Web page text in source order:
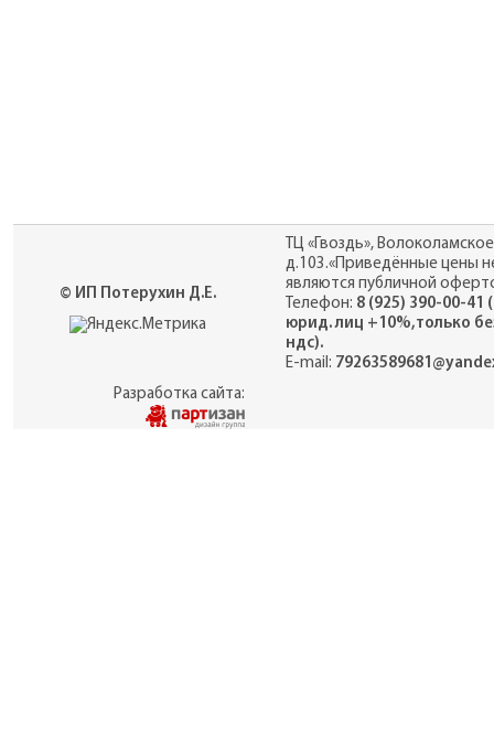
© ИП Потерухин Д.Е.
ТЦ «Гвоздь»,
д.103.«Приведённые цены
являются публичной
Телефон: 8 (925) 390-00-41
юрид. лиц +10%,только
ндс).
E-mail:
Разработка сайта: